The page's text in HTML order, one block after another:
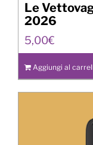
Le
2026
5,00€
Aggiungi al